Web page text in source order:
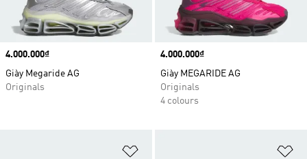
Price
4.000.000₫
Giày Megaride AG
Originals
Price
4.000.000₫
Giày MEGARIDE AG
Originals
4 colours